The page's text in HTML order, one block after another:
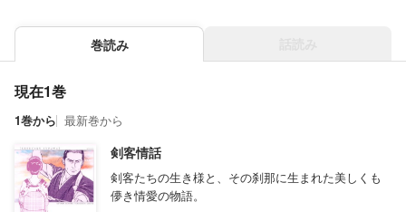
巻読み
現在1巻
1巻から 最新巻から
剣客情話
剣客たちの生き様と、その刹那に生まれた美しくも
儚き情愛の物語。